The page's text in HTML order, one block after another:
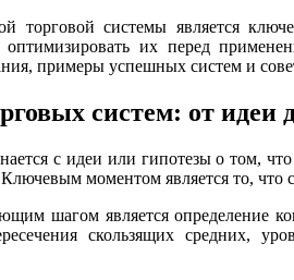
торговой системы является
оптимизировать их перед
примеры успешных систем и
систем: от идеи
с идеи или гипотезы о том,
моментом является то,
шагом является определение
скользящих средних,